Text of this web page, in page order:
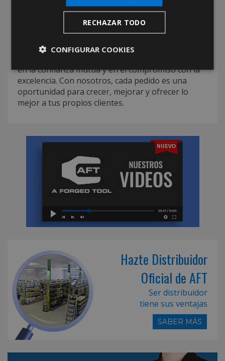
respondemos con eficacia ante cualquier
requerimiento, ofreciendo sacabocados al por
mayor con entrega puntual, condiciones flexibles
y un equipo siempre dispuesto a asesorar. En AFT
en la confianza mutua y en el compromiso con la
excelencia. Con nosotros, cada pedido es una
oportunidad para crecer, mejorar y ofrecer lo
mejor a tus propios clientes.
Hazte Distribuidor
Oficial de AFT
Ser distribuidor
tiene sus ventajas
SABER MÁS
RECHAZAR TODO
CONFIGURAR COOKIES